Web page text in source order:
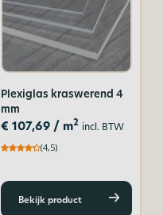
Plexiglas kraswerend 4
mm
€ 107,69/ m2 incl. BTW
(4,5)
Bekijk product